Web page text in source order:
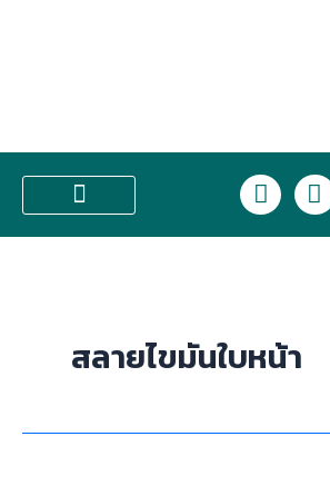
L
i
n
F
a
c
สลายไขมันใบหน้า